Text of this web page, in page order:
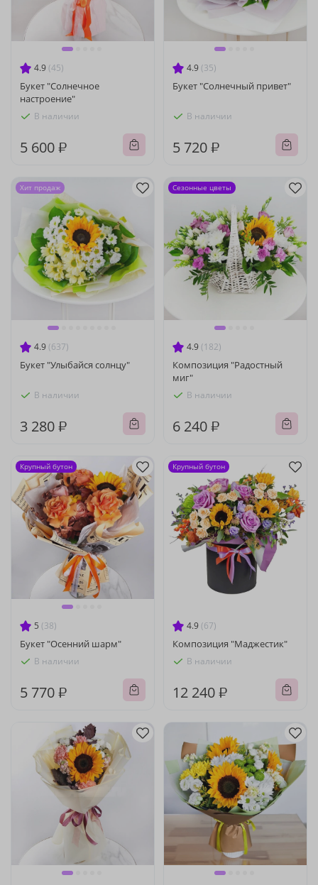
4.9 (45)
Букет "Солнечное
настроение"
В наличии
5 600 ₽
4.9 (35)
Букет "Солнечный привет"
В наличии
5 720 ₽
4.9 (637)
Букет "Улыбайся солнцу"
В наличии
3 280 ₽
Хит продаж
4.9 (182)
Композиция "Радостный
миг"
В наличии
6 240 ₽
Сезонные цветы
5 (38)
Букет "Осенний шарм"
В наличии
5 770 ₽
Крупный бутон
4.9 (67)
Композиция "Маджестик"
В наличии
12 240 ₽
Крупный бутон